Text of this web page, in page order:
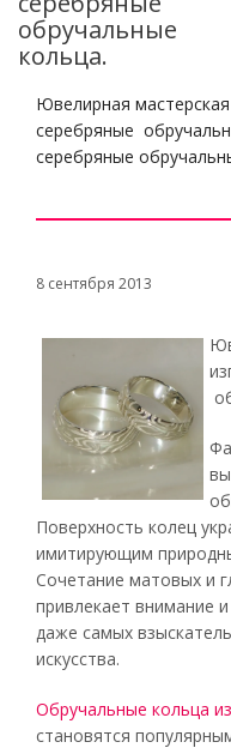
обручальные
кольца.
Ювелирная
серебряные
серебряные
8 сентября 2013
Поверхность колец
имитирующим
Сочетание матовых и
привлекает внимание
даже самых
искусства.
Обручальные кольца
становятся